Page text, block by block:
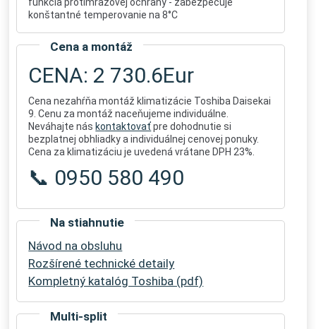
konštantné temperovanie na 8°C
Cena a montáž
CENA: 2 730.6Eur
Cena nezahŕňa montáž klimatizácie Toshiba Daisekai
9. Cenu za montáž naceňujeme individuálne.
Neváhajte nás kontaktovaťpre dohodnutie si
bezplatnej obhliadky a individuálnej cenovej ponuky.
Cena za klimatizáciu je uvedená vrátane DPH 23%.
📞 0950 580 490
Na stiahnutie
Návod na obsluhu
Rozšírené technické detaily
Kompletný katalóg Toshiba (pdf)
Multi-split